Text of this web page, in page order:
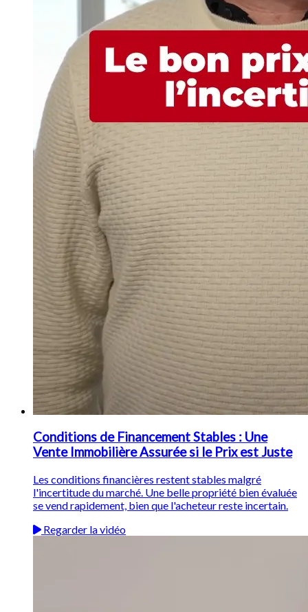
Conditions de Financement Stables : Une
Vente Immobilière Assurée si le Prix est Juste
Les conditions financières restent stables malgré
l'incertitude du marché. Une belle propriété bien évaluée
se vend rapidement, bien que l'acheteur reste incertain.
Regarder la vidéo